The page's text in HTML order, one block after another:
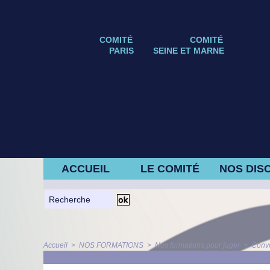
COMITÉ
COMITÉ
SEINE ET MARNE
PARIS
ACCUEIL LE COMITÉ NOS
Accueil > NOS FORMATIONS > Nos formations pour juger >